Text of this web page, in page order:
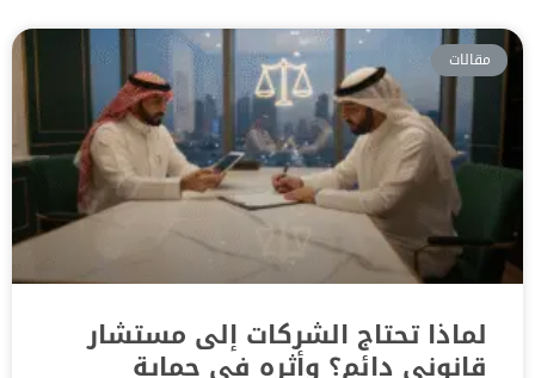
مقالات
لماذا تحتاج الشركات إلى مستشار
قانوني دائم؟ وأثره في حماية